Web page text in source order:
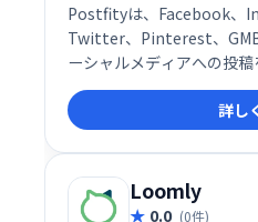
Postfityは、Facebook、
Twitter、Pinterest、
ーシャルメディアへの投
るツールです。シンプル
ネスの成長を加速させます
を一括管理し、効率的な
ィングを実現しましょう。
詳し
Loomly
0.0 (0件)